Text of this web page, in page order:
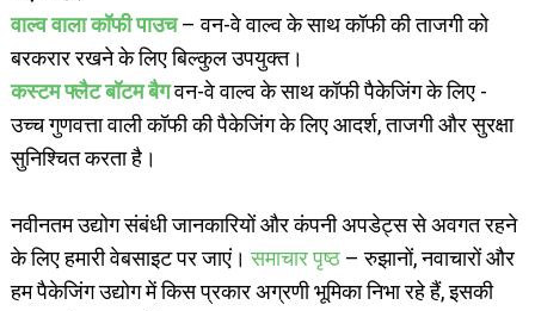
वाल्व वाला कॉफी पाउच– वन-वे वाल्व के साथ कॉफी की ताजगी को
बरकरार रखने के लिए बिल्कुल उपयुक्त।
कस्टम फ्लैट बॉटम बैगवन-वे वाल्व के साथ कॉफी पैकेजिंग के लिए -
उच्च गुणवत्ता वाली कॉफी की पैकेजिंग के लिए आदर्श, ताजगी और सुरक्षा
सुनिश्चित करता है।
नवीनतम उद्योग संबंधी जानकारियों और कंपनी अपडेट्स से अवगत रहने
के लिए हमारी वेबसाइट पर जाएं।समाचार पृष्ठ– रुझानों, नवाचारों और
हम पैकेजिंग उद्योग में किस प्रकार अग्रणी भूमिका निभा रहे हैं, इसकी